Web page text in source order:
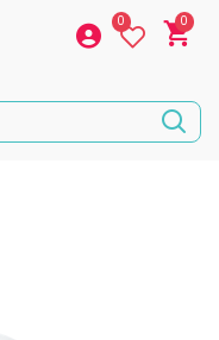
0 0